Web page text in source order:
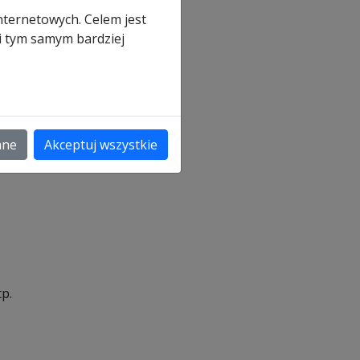
Celem jest
samym bardziej
Akceptuj wszystkie